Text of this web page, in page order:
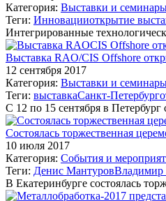
Категория: Выставки и
Теги: Инновацииоткрытие
Интегрированные
Выставка RAO/CIS Offshore
12 сентября 2017
Категория: Выставки и
Теги: выставкаСанкт-Петербург
С 12 по 15 сентября в Петербург
Состоялась торжественная
10 июля 2017
Категория: События и
Теги: Денис МантуровВладимир
В Екатеринбурге состоялась